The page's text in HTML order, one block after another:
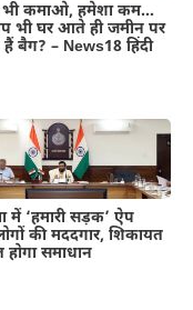
भी कमाओ, हमेशा कम…
भी घर आते ही जमीन पर
बैग? – News18 हिंदी
में ‘हमारी सड़क’ ऐप
की मददगार, शिकायत
होगा समाधान